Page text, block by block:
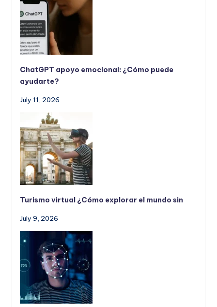
ChatGPT apoyo emocional: ¿Cómo puede
ayudarte?
July 11, 2026
Turismo virtual ¿Cómo explorar el mundo sin
July 9, 2026